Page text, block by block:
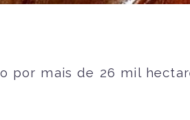
por mais de 26 mil